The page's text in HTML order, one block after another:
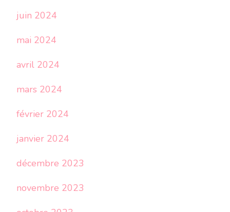
juin 2024
mai 2024
avril 2024
mars 2024
février 2024
janvier 2024
décembre 2023
novembre 2023